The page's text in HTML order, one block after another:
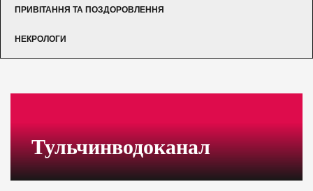
ПРИВІТАННЯ ТА ПОЗДОРОВЛЕННЯ
НЕКРОЛОГИ
Тульчинводоканал